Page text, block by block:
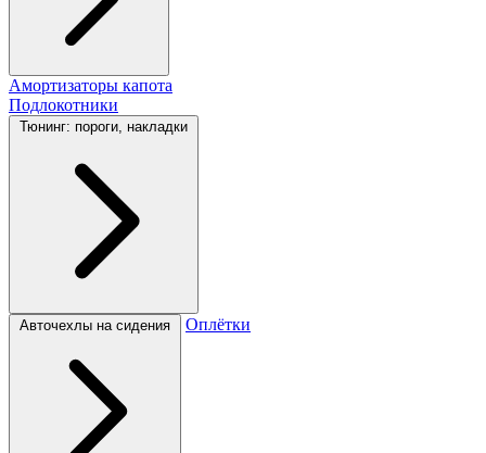
Амортизаторы капота
Подлокотники
Тюнинг: пороги, накладки
Авточехлы на сидения Оплётки